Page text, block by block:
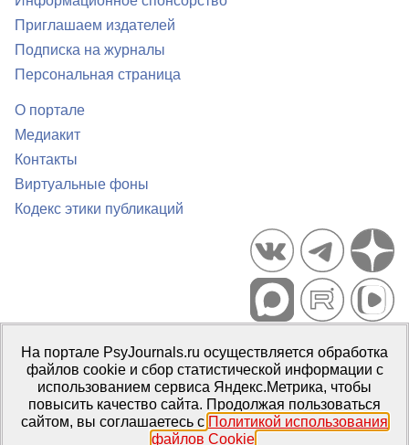
Приглашаем издателей
Подписка на журналы
Персональная страница
О портале
Медиакит
Контакты
Виртуальные фоны
Кодекс этики публикаций
Портал психологических изданий PsyJournals.ru, 2007–2026
Правила использования материалов
Свидетельство регистрации СМИЭл № ФС77-66447 от 14 июля
2016 г.
Издатель: ФГБОУ ВО МГППУ
На портале PsyJournals.ru осуществляется обработка
файлов cookie и сбор статистической информации с
использованием сервиса Яндекс.Метрика, чтобы
повысить качество сайта. Продолжая пользоваться
сайтом, вы соглашаетесь с Политикой использования
файлов Cookie.